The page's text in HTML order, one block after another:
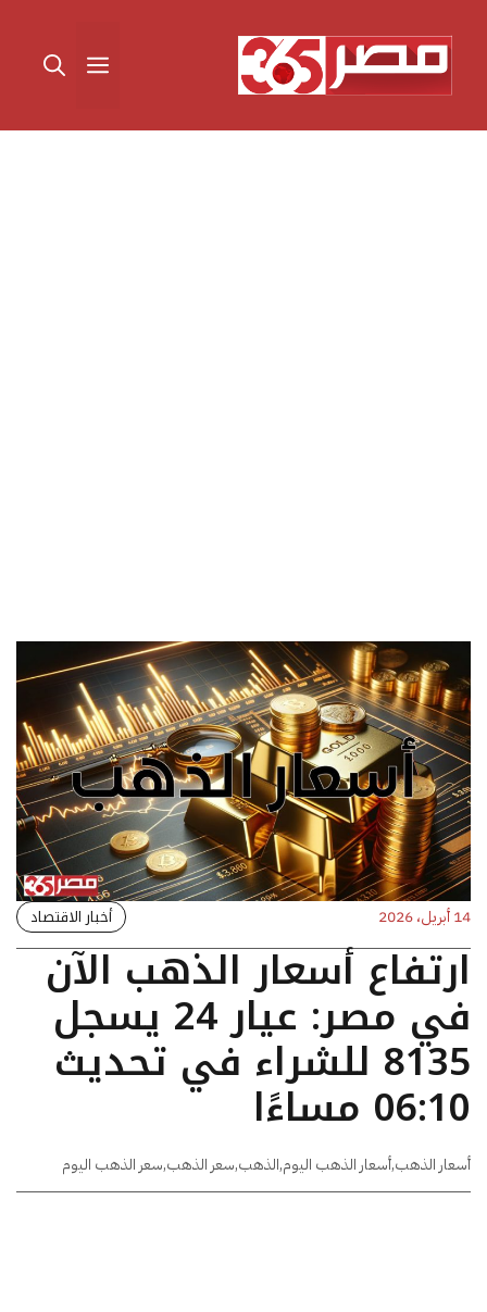
المحتوى القائمة
14 أبريل، 2026 أخبار الاقتصاد
ارتفاع أسعار الذهب الآن
في مصر: عيار 24 يسجل
8135 للشراء في تحديث
06:10 مساءًا
أسعار الذهب,أسعار الذهب اليوم,الذهب,سعر الذهب,سعر الذهب اليوم